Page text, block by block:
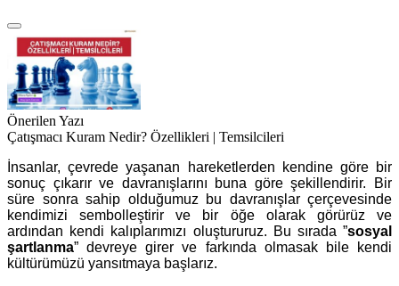
Önerilen Yazı
Çatışmacı Kuram Nedir? Özellikleri | Temsilcileri
İnsanlar, çevrede yaşanan hareketlerden kendine göre bir
sonuç çıkarır ve davranışlarını buna göre şekillendirir. Bir
süre sonra sahip olduğumuz bu davranışlar çerçevesinde
kendimizi sembolleştirir ve bir öğe olarak görürüz ve
ardından kendi kalıplarımızı oluştururuz. Bu sırada ”sosyal
şartlanma” devreye girer ve farkında olmasak bile kendi
kültürümüzü yansıtmaya başlarız.